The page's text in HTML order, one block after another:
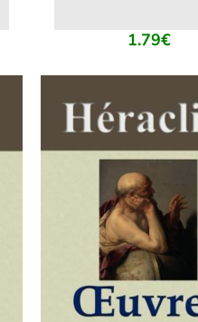
1.79€
AJOUTER AU PANIER
DÉTAILS